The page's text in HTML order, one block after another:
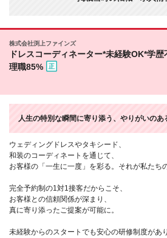
株式会社渕上ファインズ
ドレスコーディネーター*未経験OK*学
理職85%
人生の特別な瞬間に寄り添う、やりがいのあ
ウェディングドレスやタキシード、
和装のコーディネートを通じて、
お客様の「一生に一度」を彩る。それが私たち
完全予約制の1対1接客だからこそ、
お客様との信頼関係が深まり、
真に寄り添ったご提案が可能に。
未経験からのスタートでも安心の研修制度があり